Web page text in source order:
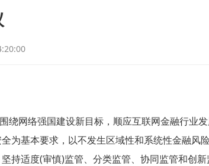
绕网络强国建设新目标，顺应互联网金融行业
为基本要求，以不发生区域性和系统性金融风险
持适度(审慎)监管、分类监管、协同监管和创新